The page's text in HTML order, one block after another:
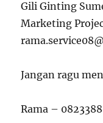
Gili Ginting
Marketing
Jangan ragu
Rama –